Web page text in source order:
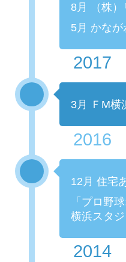
8月 （株）
5月 かな
2017
3月 ＦM横
2016
12月 住宅
「プロ野
横浜スタ
2014